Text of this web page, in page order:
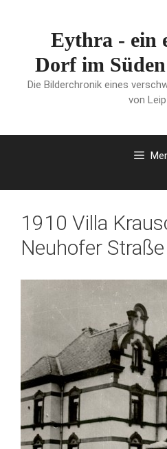
Eythra - ein
Dorf im
Die Bilderchronik eines
von
1910 Villa
Neuhofer Straße